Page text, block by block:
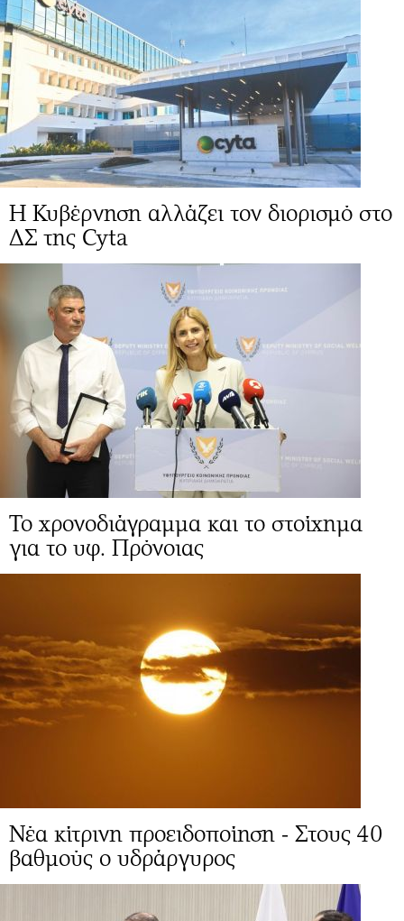
Η Κυβέρνηση αλλάζει τον διορισμό στο
ΔΣ της Cyta
Το χρονοδιάγραμμα και το στοίχημα
για το υφ. Πρόνοιας
Νέα κίτρινη προειδοποίηση - Στους 40
βαθμούς ο υδράργυρος